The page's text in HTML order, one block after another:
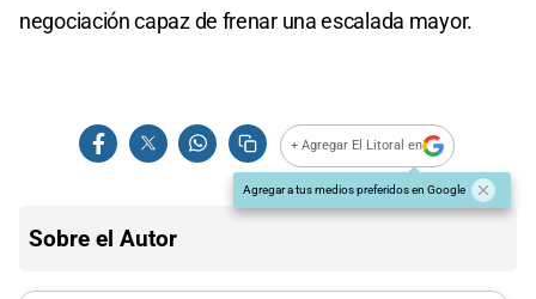
negociación capaz de frenar una escalada mayor.
+ Agregar El Litoral en
Agregar a tus medios preferidos en Google
Sobre el Autor